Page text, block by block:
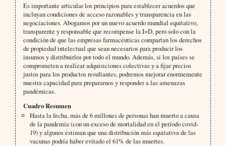
Es importante articular los principios para establecer acuerdos que
incluyan condiciones de acceso razonables y transparencia en las
negociaciones. Abogamos por un nuevo acuerdo mundial equitativo,
transparente y responsable que recompense la I+D, pero solo con la
condición de que las empresas farmacéuticas compartan los derechos
de propiedad intelectual que sean necesarios para producir los
insumos y distribuirlos por todo el mundo. Además, si los países se
comprometen a realizar adquisiciones colectivas y a fijar precios
justos para los productos resultantes, podremos mejorar enormemente
nuestra capacidad para prepararnos y responder a las amenazas
pandémicas.
Cuadro Resumen
Hasta la fecha, más de 6 millones de personas han muerto a causa
de la pandemia (con un exceso de mortalidad en el período covid-
19) y algunos estiman que una distribución más equitativa de las
vacunas podría haber evitado el 61% de las muertes.